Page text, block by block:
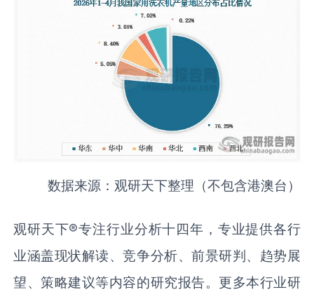
数据来源：观研天下整理（不包含港澳台）
观研天下®专注行业分析十四年，专业提供各行
业涵盖现状解读、竞争分析、前景研判、趋势展
望、策略建议等内容的研究报告。更多本行业研